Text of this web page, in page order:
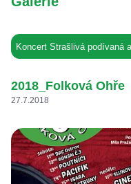
2018_Folková Ohře
27.7.2018